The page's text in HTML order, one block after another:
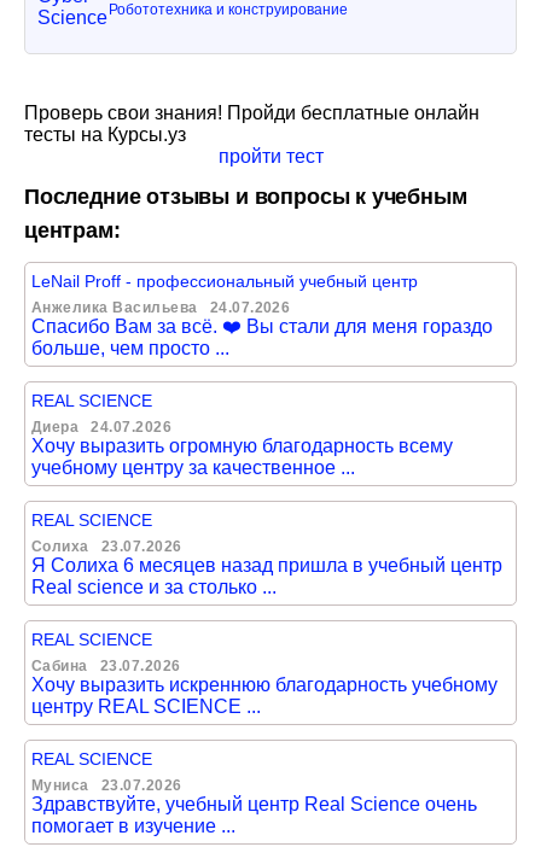
Робототехника и конструирование
Проверь свои знания! Пройди бесплатные онлайн
тесты на Курсы.уз
пройти тест
Последние отзывы и вопросы к учебным
центрам:
LeNail Proff - профессиональный учебный центр
Анжелика Васильева 24.07.2026
Спасибо Вам за всё. ❤️ Вы стали для меня гораздо
больше, чем просто ...
REAL SCIENCE
Диера 24.07.2026
Хочу выразить огромную благодарность всему
учебному центру за качественное ...
REAL SCIENCE
Солиха 23.07.2026
Я Солиха 6 месяцев назад пришла в учебный центр
Real science и за столько ...
REAL SCIENCE
Сабина 23.07.2026
Хочу выразить искреннюю благодарность учебному
центру REAL SCIENCE ...
REAL SCIENCE
Муниса 23.07.2026
Здравствуйте, учебный центр Real Science очень
помогает в изучение ...